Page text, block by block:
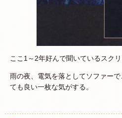
ここ1～2年好んで聞いているスクリ
雨の夜、電気を落としてソファー
ても良い一枚な気がする。